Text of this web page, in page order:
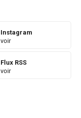
Instagram
voir
Flux RSS
voir